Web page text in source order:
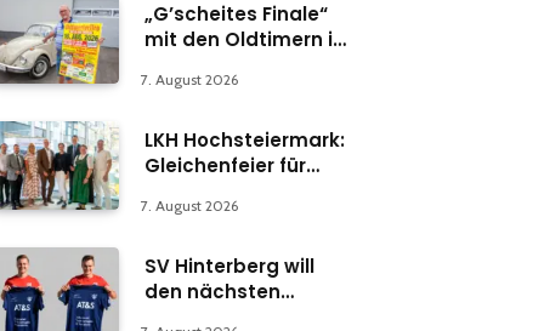
„G’scheites Finale“
mit den Oldtimern in
7. August 2026
LKH Hochsteiermark:
Gleichenfeier für
Abteilung in Bruck
7. August 2026
SV Hinterberg will
den nächsten